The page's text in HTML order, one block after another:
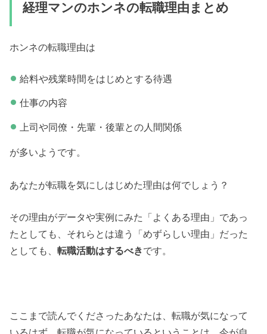
経理マンのホンネの転職理由まとめ
ホンネの転職理由は
給料や残業時間をはじめとする待遇
仕事の内容
上司や同僚・先輩・後輩との人間関係
が多いようです。
あなたが転職を気にしはじめた理由は何でしょう？
その理由がデータや実例にみた「よくある理由」であっ
たとしても、それらとは違う「めずらしい理由」だった
としても、転職活動はするべきです。
ここまで読んでくださったあなたは、転職が気になって